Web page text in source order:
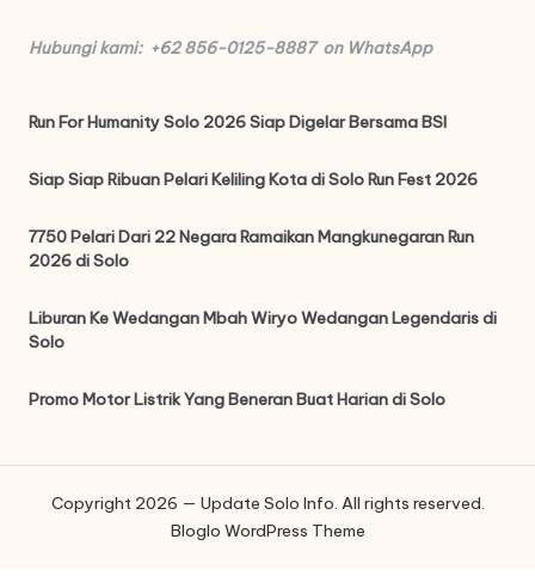
Hubungi kami: +62 856-0125-8887 on WhatsApp
Run For Humanity Solo 2026 Siap Digelar Bersama BSI
Siap Siap Ribuan Pelari Keliling Kota di Solo Run Fest 2026
7750 Pelari Dari 22 Negara Ramaikan Mangkunegaran Run
2026 di Solo
Liburan Ke Wedangan Mbah Wiryo Wedangan Legendaris di
Solo
Promo Motor Listrik Yang Beneran Buat Harian di Solo
Copyright 2026 — Update Solo Info. All rights reserved.
Bloglo WordPress Theme